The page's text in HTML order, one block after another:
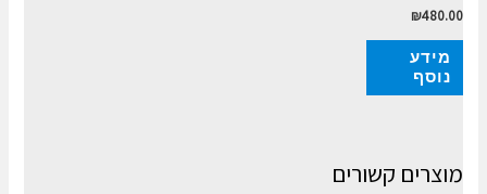
₪480.00
מידע
נוסף
מוצרים קשורים